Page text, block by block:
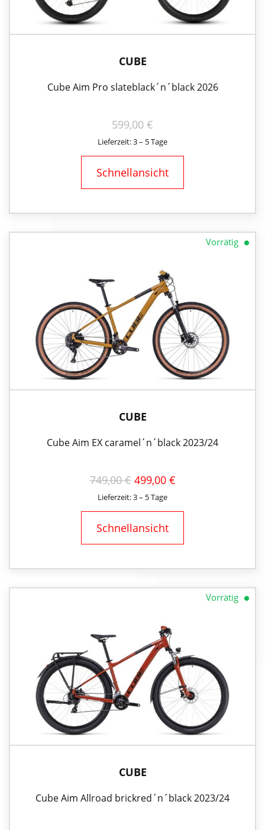
CUBE
Cube Aim Pro slateblack´n´black 2026
599,00 €
Lieferzeit: 3 – 5 Tage
Schnellansicht
Vorrätig
CUBE
Cube Aim EX caramel´n´black 2023/24
749,00€ URSPRÜNGLICHER
PREIS
WAR:
749,00 €
499,00 €AKTUELLER
499,00 €.
Lieferzeit: 3 – 5 Tage
Schnellansicht
Vorrätig
CUBE
Cube Aim Allroad brickred´n´black 2023/24